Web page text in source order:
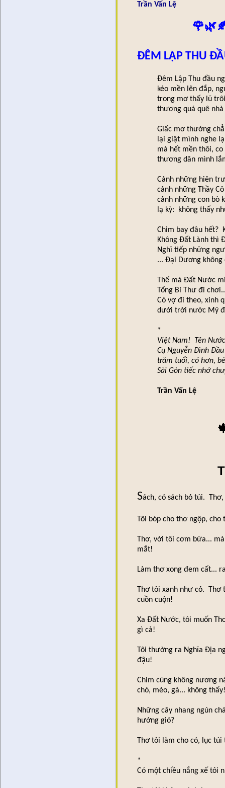
Trần Vấn Lệ
ĐÊM LẬP THU
Đêm Lập Thu đầu
kéo mền lên đắp,
trong mơ thấy lũ
thương quá quê
Giấc mơ thường
lại giật mình nghe
mà hết mền thôi, co
thương dân mình
Cảnh những hiên
cảnh những Thầy
cảnh những con bò
lạ kỳ: không thấy
Chim bay đâu hết?
Không Đất Lành thì
Nghĩ tiếp những
... Đại Dương không
Thế mà Đất Nước
Tổng Bí Thư đi
Có vợ đi theo, xinh
dưới trời nước Mỹ
*
Việt Nam! Tên
Cụ Nguyễn Đình
trăm tuổi, có hơn,
Sài Gòn tiếc nhớ
Trần Vấn Lệ
Sách, có sách bỏ túi.
Tôi bóp cho thơ ngộp,
Thơ, với tôi cơm bữa...
mắt!
Làm thơ xong đem cất...
Thơ tôi xanh như cỏ.
cuồn cuộn!
Xa Đất Nước, tôi muốn
gì cả!
Tôi thường ra Nghĩa Địa
đậu!
Chim cũng không nương
chó, mèo, gà... không
Những cây nhang ngún
hướng gió?
Thơ tôi làm cho có, lục túi
*
Có một chiều nắng xế tôi